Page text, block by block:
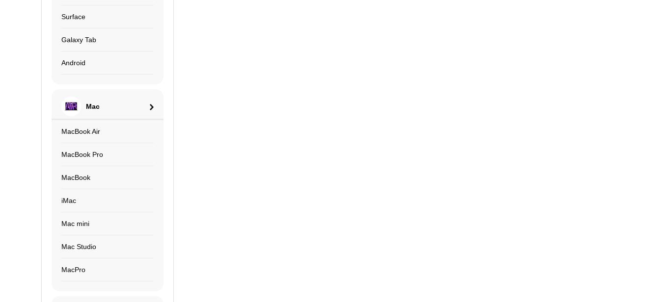
Surface
Galaxy Tab
Android
Mac
MacBook Air
MacBook Pro
MacBook
iMac
Mac mini
Mac Studio
MacPro